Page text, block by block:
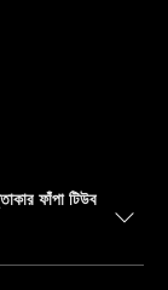
ফাঁপা টিউব